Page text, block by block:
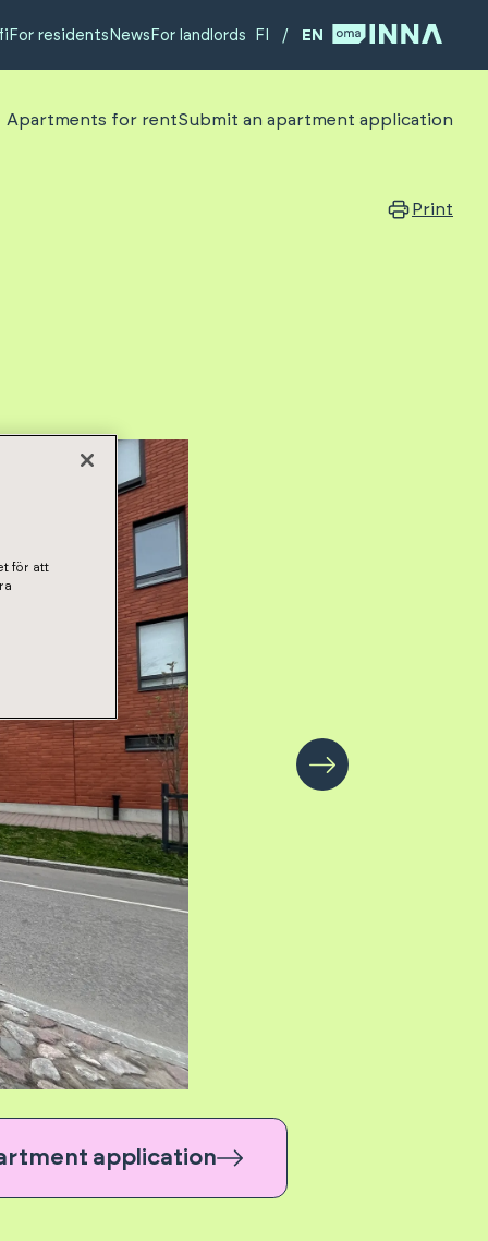
For residents News For landlords FI / EN
Apartments for rentSubmit an apartment application
Print
application
för att